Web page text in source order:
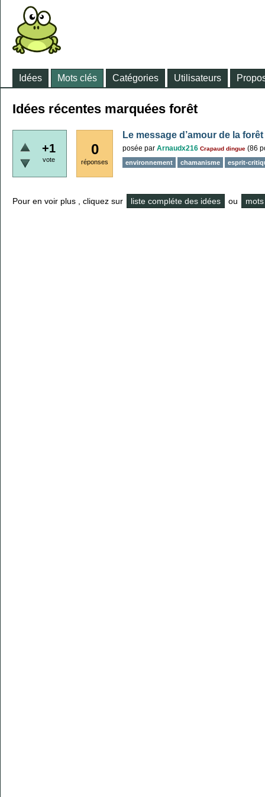
Idées Mots clés Catégories Utilisateurs
Idées récentes marquées forêt
+1
vote
0
réponses
Le message d’amour de la forêt
posée par Arnaudx216 Crapaud dingue (86
environnement chamanisme esprit-
Pour en voir plus , cliquez sur liste compléte des idées ou